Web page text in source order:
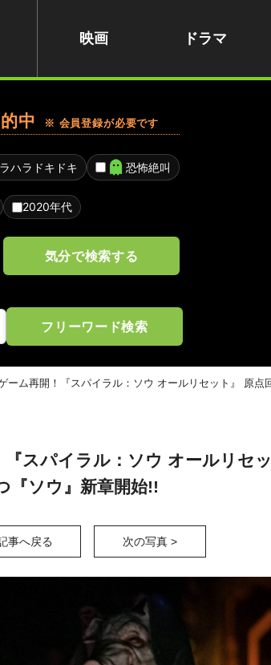
映画 ドラマ
中 ※ 会員登録が必要です
ハラドキドキ 恐怖絶叫
2020年代
気分で検索する
フリーワード検索
ーム再開！『スパイラル：ソウ オールリセット』 原
スパイラル：ソウ オールリセッ
『ソウ』新章開始!!
事へ戻る 次の写真 >